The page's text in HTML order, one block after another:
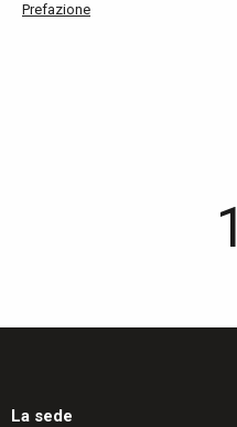
Prefazione
1
La sede